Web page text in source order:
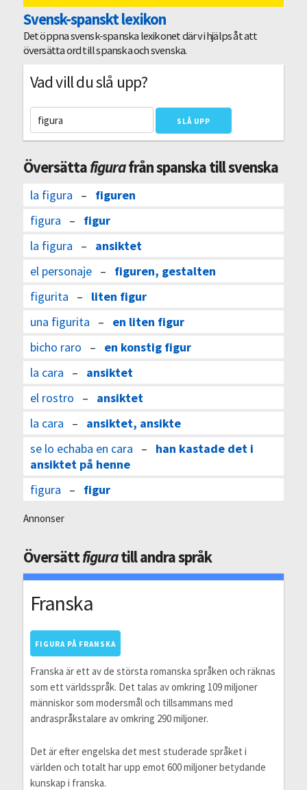
Svensk-spanskt lexikon
Det öppna svensk-spanska lexikonet där vi hjälps åt att
översätta ord till spanska och svenska.
Vad vill du slå upp?
Översättafigurafrån spanska till svenska
la figura – figuren
figura – figur
la figura – ansiktet
el personaje– figuren, gestalten
figurita – liten figur
una figurita – en liten figur
bicho raro – en konstig figur
la cara – ansiktet
el rostro – ansiktet
la cara – ansiktet, ansikte
se lo echaba en cara – han kastade det i
ansiktet på henne
figura – figur
Annonser
Översättfiguratill andra språk
Franska
FIGURA PÅ FRANSKA
Franska är ett av de största romanska språken och räknas
som ett världsspråk. Det talas av omkring 109 miljoner
människor som modersmål och tillsammans med
andraspråkstalare av omkring 290 miljoner.
Det är efter engelska det mest studerade språket i
världen och totalt har upp emot 600 miljoner betydande
kunskap i franska.